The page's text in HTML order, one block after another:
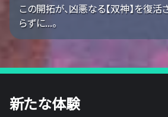
この開拓が、凶悪なる【双神】を復
らずに...。
新たな体験